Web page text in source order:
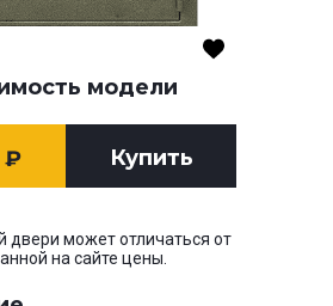
модели
₽ Купить
двери может отличаться от
на сайте цены.